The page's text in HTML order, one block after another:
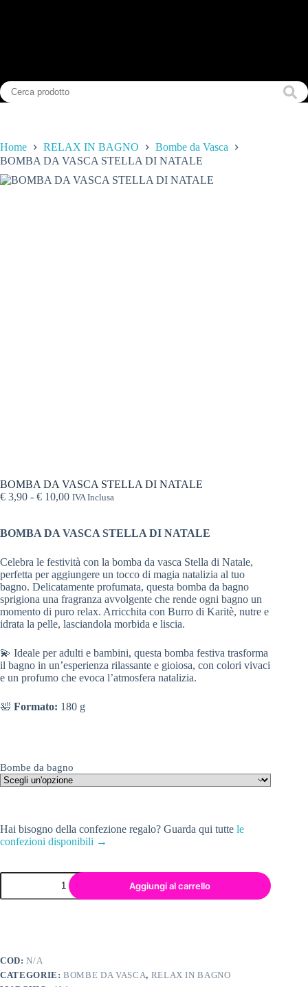
Home RELAX IN BAGNO
Bombe da Vasca
BOMBA DA VASCA STELLA DI NATALE
BOMBA DA VASCA STELLA DI NATALE
€ 3,90 - € 10,00Fascia
da
a
€ 10,00
IVA Inclusa
BOMBA DA VASCA STELLA DI NATALE
Celebra le festività con la bomba da vasca Stella di Natale,
perfetta per aggiungere un tocco di magia natalizia al tuo
bagno. Delicatamente profumata, questa bomba da bagno
sprigiona una fragranza avvolgente che rende ogni bagno un
momento di puro relax. Arricchita con Burro di Karitè, nutre e
idrata la pelle, lasciandola morbida e liscia.
💫 Ideale per adulti e bambini, questa bomba festiva trasforma
il bagno in un’esperienza rilassante e gioiosa, con colori vivaci
e un profumo che evoca l’atmosfera natalizia.
🛀 Formato: 180 g
Bombe da bagno
Hai bisogno della confezione regalo? Guarda qui tutte le
confezioni disponibili →
BOMBA
VASCA
Aggiungi al carrello
COD:N/A
CATEGORIE:BOMBE DA VASCA, RELAX IN BAGNO